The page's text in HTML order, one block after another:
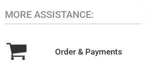
MORE ASSISTANCE:
Order & Payments